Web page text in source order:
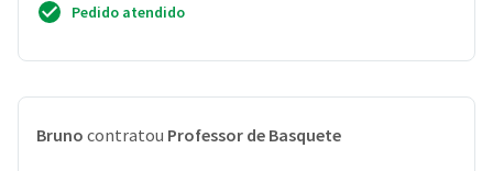
Pedido atendido
Bruno contratou Professor de Basquete